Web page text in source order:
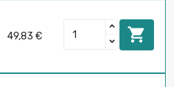
49,83 € 